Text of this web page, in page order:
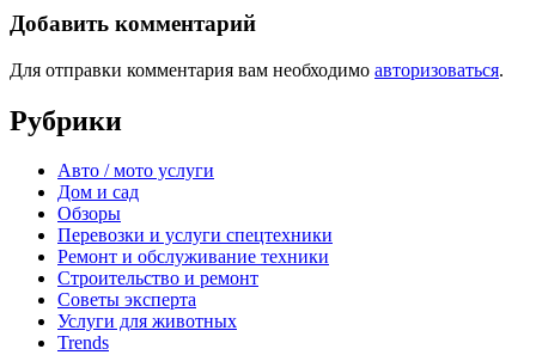
Добавить комментарий
Для отправки комментария вам необходимо авторизоваться.
Рубрики
Авто / мото услуги
Дом и сад
Обзоры
Перевозки и услуги спецтехники
Ремонт и обслуживание техники
Строительство и ремонт
Советы эксперта
Услуги для животных
Trends